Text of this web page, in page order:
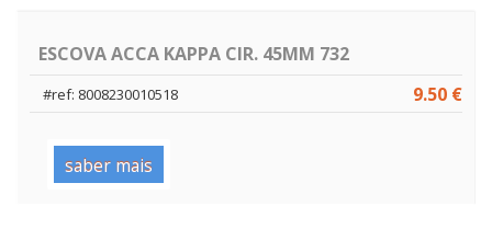
ESCOVA ACCA KAPPA CIR. 45MM 732
9.50 €
#ref: 8008230010518
saber mais